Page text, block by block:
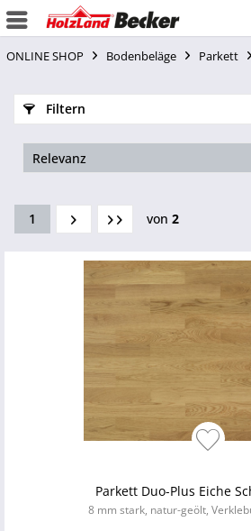
ONLINE SHOP Bodenbeläge Parkett
Filtern
1 von 2
Parkett Duo-Plus Eiche
8 mm stark, natur-geölt,